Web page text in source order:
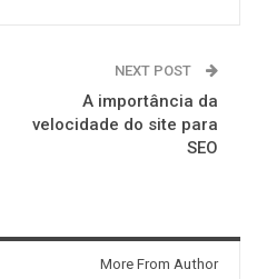
NEXT POST
A importância da
velocidade do site para
SEO
More From Author